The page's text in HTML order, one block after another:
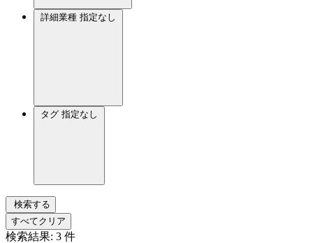
詳細業種 指定なし
タグ 指定なし
検索する
すべてクリア
検索結果: 3 件